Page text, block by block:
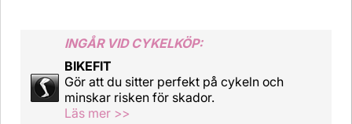
INGÅR VID CYKELKÖP:
BIKEFIT
Gör att du sitter perfekt på cykeln och
minskar risken för skador.
Läs mer >>